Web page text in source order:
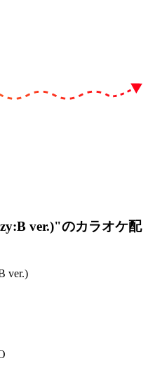
ver.)"のカラオケ配
ver.)